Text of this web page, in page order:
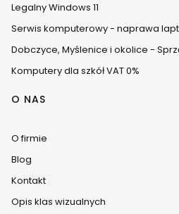
Legalny Windows 11
Serwis komputerowy - naprawa
Dobczyce, Myślenice i okolice -
Komputery dla szkół VAT 0%
O NAS
O firmie
Blog
Kontakt
Opis klas wizualnych